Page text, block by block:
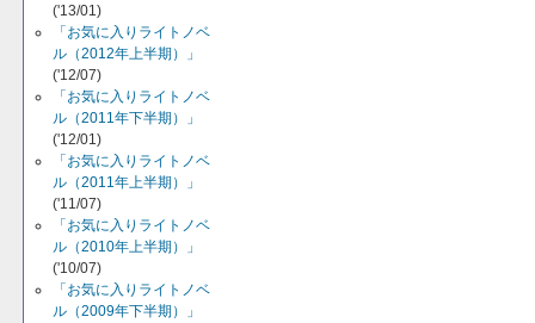
('13/01)
「お気に入りライトノベ
ル（2012年上半期）」
('12/07)
「お気に入りライトノベ
ル（2011年下半期）」
('12/01)
「お気に入りライトノベ
ル（2011年上半期）」
('11/07)
「お気に入りライトノベ
ル（2010年上半期）」
('10/07)
「お気に入りライトノベ
ル（2009年下半期）」